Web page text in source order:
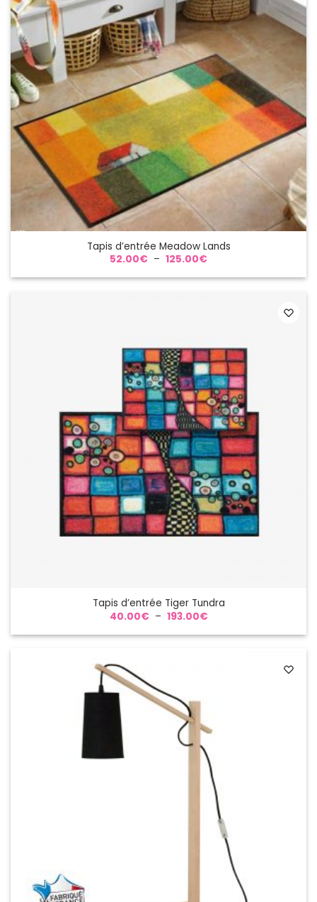
Tapis d’entrée Meadow Lands
52.00€ – 125.00€
prix :
Tapis d’entrée Tiger Tundra
40.00€ – 193.00€Plage
prix :